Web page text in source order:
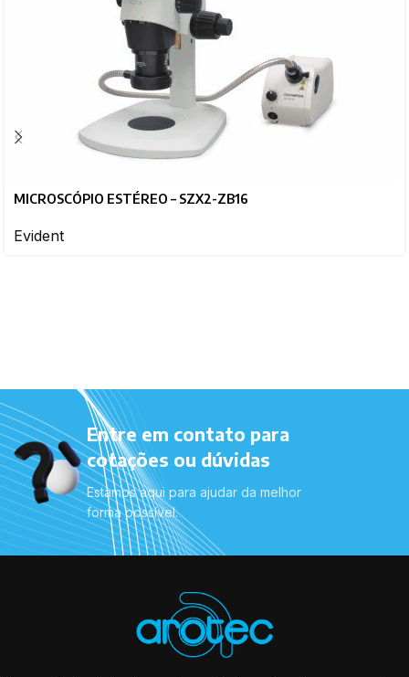
MICROSCÓPIO ESTÉREO – SZX2-ZB16
Evident
Entre em contato para
cotações ou dúvidas
Estamos aqui para ajudar da melhor
forma possível.